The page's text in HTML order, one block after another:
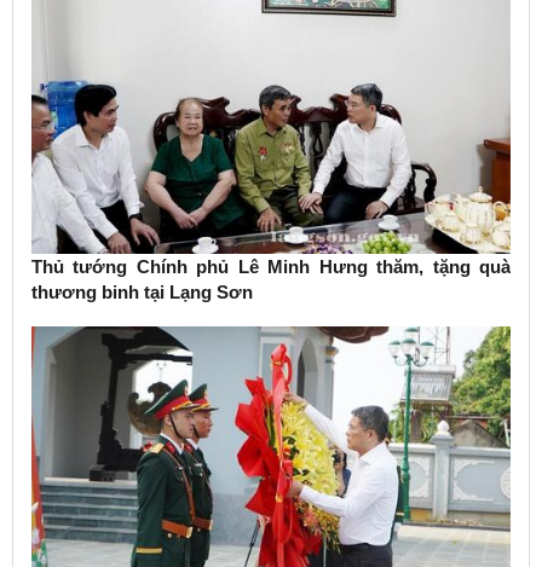
Thủ tướng Chính phủ Lê Minh Hưng thăm, tặng quà
thương binh tại Lạng Sơn